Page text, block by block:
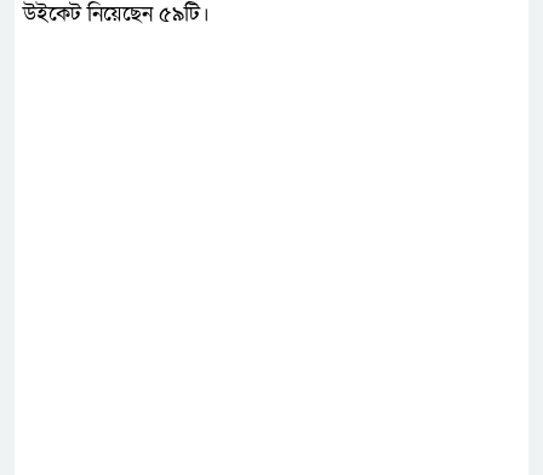
উইকেট নিয়েছেন ৫৯টি।